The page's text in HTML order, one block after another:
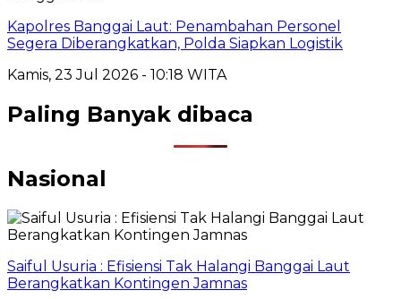
Kapolres Banggai Laut: Penambahan Personel
Segera Diberangkatkan, Polda Siapkan Logistik
Kamis, 23 Jul 2026 - 10:18 WITA
Paling Banyak dibaca
Nasional
Saiful Usuria : Efisiensi Tak Halangi Banggai Laut
Berangkatkan Kontingen Jamnas